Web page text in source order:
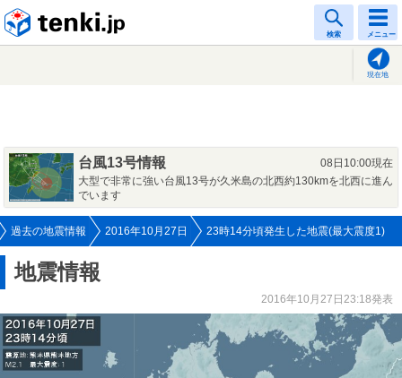
検索 メニュー
現在地
台風13号情報
08日10:00現在
大型で非常に強い台風13号が久米島の北西約130kmを北西に進ん
でいます
過去の地震情報 2016年10月27日 23時14分頃発生した地震(最大震度1)
地震情報
2016年10月27日23:18発表